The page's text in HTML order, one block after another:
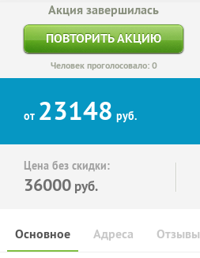
Акция завершилась
ПОВТОРИТЬ АКЦИЮ
Человек проголосовало: 0
от 23148 руб.
Цена без скидки:
36000 руб.
Основное Отзывы
Адреса